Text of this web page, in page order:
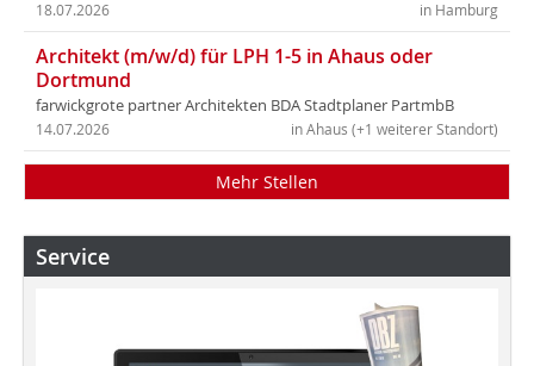
in Hamburg
18.07.2026
Architekt (m/w/d) für LPH 1-5 in Ahaus oder
Dortmund
farwickgrote partner Architekten BDA Stadtplaner PartmbB
in Ahaus (+1 weiterer Standort)
14.07.2026
Mehr Stellen
Service